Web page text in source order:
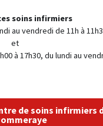
soins infirmiers
au vendredi de 11h à
et
à 17h30, du lundi au
de soins infirmiers